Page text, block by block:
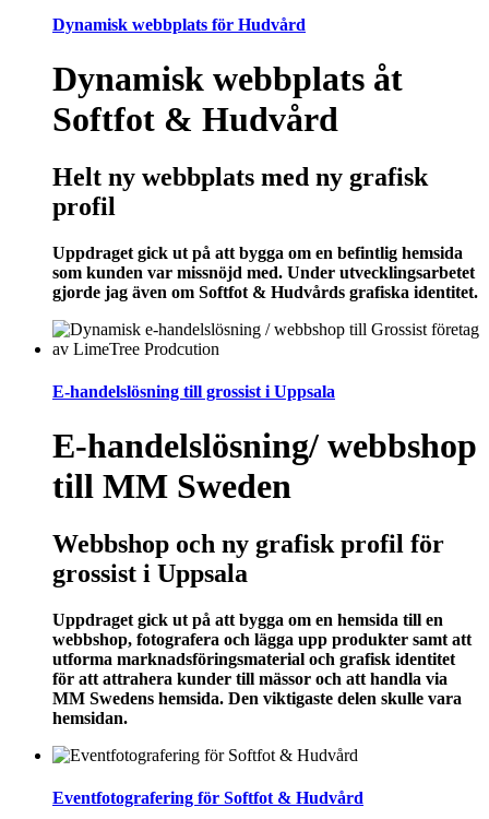
Dynamisk webbplats för Hudvård
Dynamisk webbplats åt
Softfot & Hudvård
Helt ny webbplats med ny grafisk
profil
Uppdraget gick ut på att bygga om en befintlig hemsida
som kunden var missnöjd med. Under utvecklingsarbetet
gjorde jag även om Softfot & Hudvårds grafiska identitet.
E-handelslösning till grossist i Uppsala
E-handelslösning/ webbshop
till MM Sweden
Webbshop och ny grafisk profil för
grossist i Uppsala
Uppdraget gick ut på att bygga om en hemsida till en
webbshop, fotografera och lägga upp produkter samt att
utforma marknadsföringsmaterial och grafisk identitet
för att attrahera kunder till mässor och att handla via
MM Swedens hemsida. Den viktigaste delen skulle vara
hemsidan.
Eventfotografering för Softfot & Hudvård